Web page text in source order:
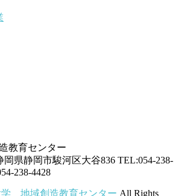
教育センター
岡県静岡市駿河区大谷836 TEL:054-238-
238-4428
学 地域創造教育センター All Rights